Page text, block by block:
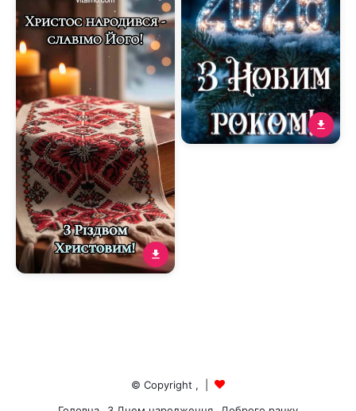
кутею і свічкою біля
каміну
© Copyright ,